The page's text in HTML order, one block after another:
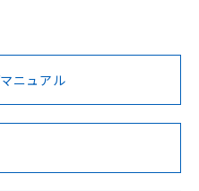
だく前に、以下を必ずお読
BV型式承認
（フランス
KR型式
（韓国
No No
ニュアル